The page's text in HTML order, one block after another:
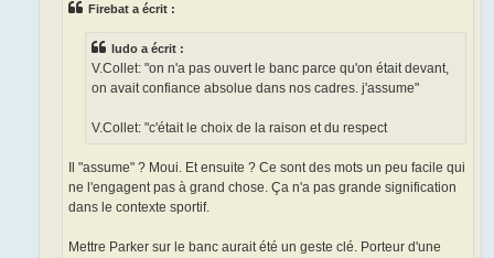
Firebat a écrit :
ludo a écrit :
V.Collet: "on n'a pas ouvert le banc parce qu'on était devant,
on avait confiance absolue dans nos cadres. j'assume"
V.Collet: "c'était le choix de la raison et du respect
Il "assume" ? Moui. Et ensuite ? Ce sont des mots un peu facile qui
ne l'engagent pas à grand chose. Ça n'a pas grande signification
dans le contexte sportif.
Mettre Parker sur le banc aurait été un geste clé. Porteur d'une